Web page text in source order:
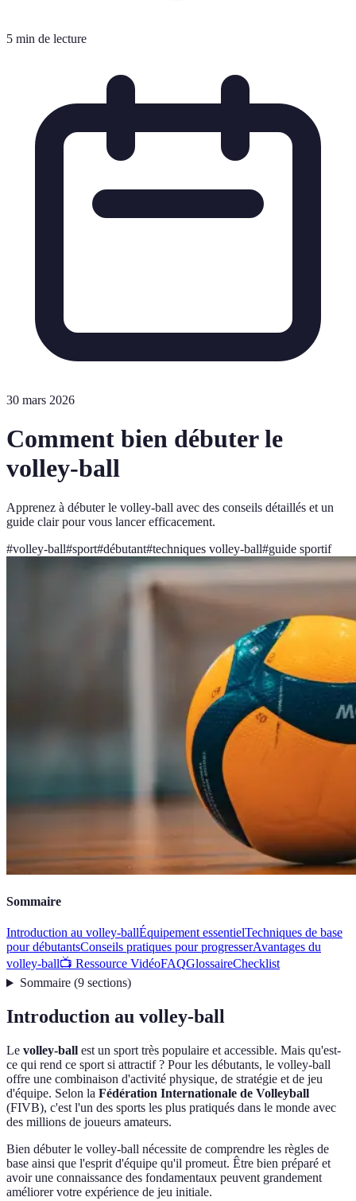
5 min de lecture
30 mars 2026
Comment bien débuter le
volley-ball
Apprenez à débuter le volley-ball avec des conseils détaillés et un
guide clair pour vous lancer efficacement.
#volley-ball#sport#débutant#techniques volley-ball#guide sportif
Sommaire
Introduction au volley-ballÉquipement essentielTechniques de base
pour débutantsConseils pratiques pour progresserAvantages du
volley-ball📺 Ressource VidéoFAQGlossaireChecklist
Sommaire(9 sections)
Introduction au volley-ball
Le volley-ball est un sport très populaire et accessible. Mais qu'est-
ce qui rend ce sport si attractif ? Pour les débutants, le volley-ball
offre une combinaison d'activité physique, de stratégie et de jeu
d'équipe. Selon la Fédération Internationale de Volleyball
(FIVB), c'est l'un des sports les plus pratiqués dans le monde avec
des millions de joueurs amateurs.
Bien débuter le volley-ball nécessite de comprendre les règles de
base ainsi que l'esprit d'équipe qu'il promeut. Être bien préparé et
avoir une connaissance des fondamentaux peuvent grandement
améliorer votre expérience de jeu initiale.